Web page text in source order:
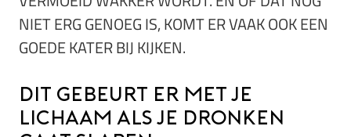
NIET ERG GENOEG IS, KOMT ER VAAK OOK EEN
GOEDE KATER BIJ KIJKEN.
Dit gebeurt er met je
lichaam als je dronken